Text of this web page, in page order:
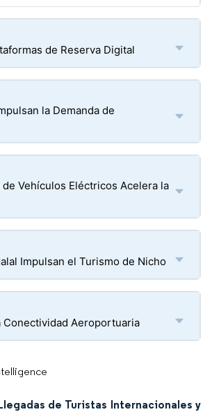
de Reserva Digital
la Demanda de
de Vehículos Eléctricos Acelera la
Impulsan el Turismo de Nicho
Conectividad Aeroportuaria
de Turistas Internacionales y